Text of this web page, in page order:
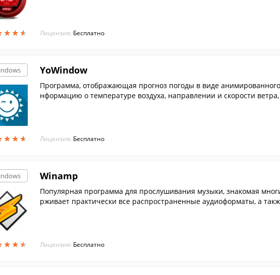
★★★
★★★ Лицензия: Бесплатно
★★★
★★★
YoWindow
Программа, отображающая прогноз погоды в виде
нформацию о температуре воздуха, направлении и скорости
Лицензия: Бесплатно
★★★
★★★
Winamp
Популярная программа для прослушивания музыки, знакомая
рживает практически все распространенные аудиоформаты, а
Лицензия: Бесплатно